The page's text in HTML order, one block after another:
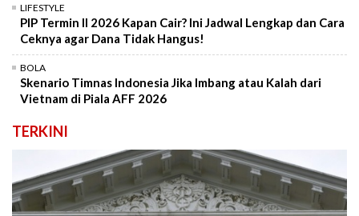
LIFESTYLE
PIP Termin II 2026 Kapan Cair? Ini Jadwal Lengkap dan Cara
Ceknya agar Dana Tidak Hangus!
BOLA
Skenario Timnas Indonesia Jika Imbang atau Kalah dari
Vietnam di Piala AFF 2026
TERKINI